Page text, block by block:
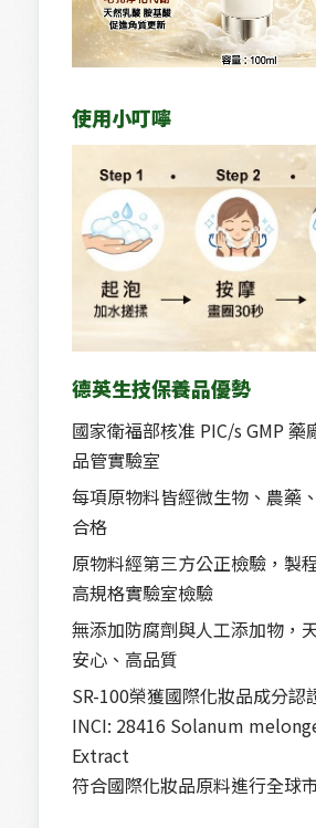
使用小叮嚀
德英生技保養品優勢
國家衛福部核准 PIC/s GMP 藥
品管實驗室
每項原物料皆經微生物、農藥
合格
原物料經第三方公正檢驗，製
高規格實驗室檢驗
無添加防腐劑與人工添加物，
安心、高品質
SR-100榮獲國際化妝品成分認
INCI: 28416 Solanum
Extract
符合國際化妝品原料進行全球